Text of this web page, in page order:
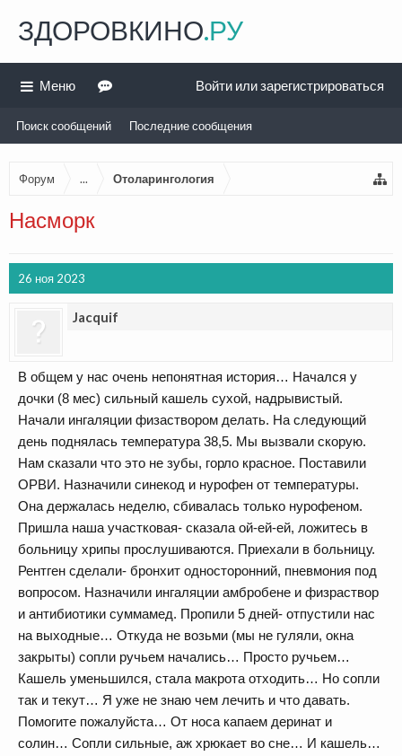
Форум ... Отоларингология
Насморк
26 ноя 2023
Jacquif
В общем у нас очень непонятная история… Начался у
дочки (8 мес) сильный кашель сухой, надрывистый.
Начали ингаляции физаствором делать. На следующий
день поднялась температура 38,5. Мы вызвали скорую.
Нам сказали что это не зубы, горло красное. Поставили
ОРВИ. Назначили синекод и нурофен от температуры.
Она держалась неделю, сбивалась только нурофеном.
Пришла наша участковая- сказала ой-ей-ей, ложитесь в
больницу хрипы прослушиваются. Приехали в больницу.
Рентген сделали- бронхит односторонний, пневмония под
вопросом. Назначили ингаляции амбробене и физраствор
и антибиотики суммамед. Пропили 5 дней- отпустили нас
на выходные… Откуда не возьми (мы не гуляли, окна
закрыты) сопли ручьем начались… Просто ручьем…
Кашель уменьшился, стала макрота отходить… Но сопли
так и текут… Я уже не знаю чем лечить и что давать.
Помогите пожалуйста… От носа капаем деринат и
солин… Сопли сильные, аж хрюкает во сне… И кашель…
ЗДОРОВКИНО.РУ
Меню
Поиск сообщений Последние сообщения
Войти или зарегистрироваться